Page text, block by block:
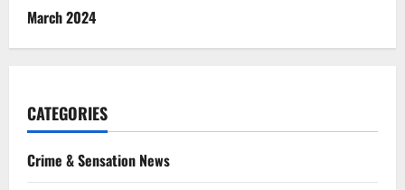
March 2024
CATEGORIES
Crime & Sensation News